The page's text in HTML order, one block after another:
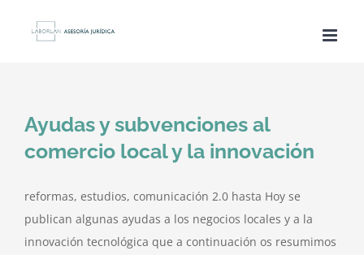
Ayudas y subvenciones al
comercio local y la innovación
reformas, estudios, comunicación 2.0 hasta Hoy se
publican algunas ayudas a los negocios locales y a la
innovación tecnológica que a continuación os resumimos